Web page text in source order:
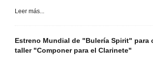
Leer más...
Estreno Mundial de "Bulería Spirit" para
taller "Componer para el Clarinete"